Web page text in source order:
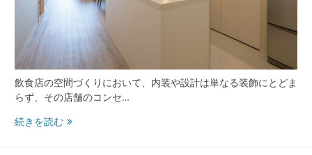
飲食店の空間づくりにおいて、内装や設計は単なる装飾にとどま
らず、その店舗のコンセ…
続きを読む飲